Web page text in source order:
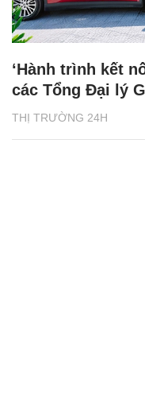
THỊ TRƯỜNG 24H
‘Hành trình kết
các Tổng Đại lý